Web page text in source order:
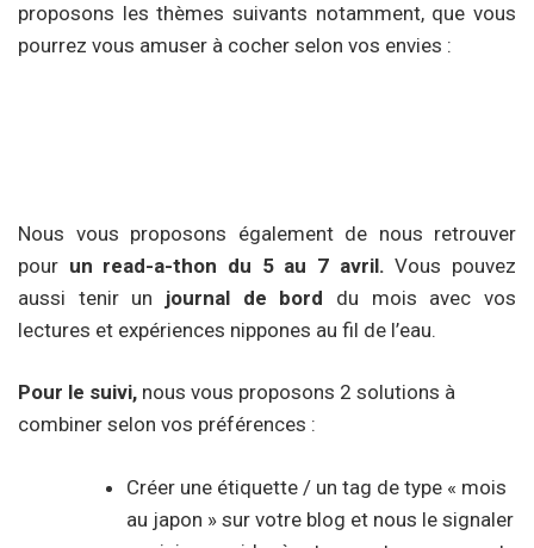
proposons les thèmes suivants notamment, que vous
pourrez vous amuser à cocher selon vos envies :
Nous vous proposons également de nous retrouver
pour un read-a-thon du 5 au 7 avril.Vous pouvez
aussi tenir un journal de bord du mois avec vos
lectures et expériences nippones au fil de l’eau.
Pour le suivi, nous vous proposons 2 solutions à
combiner selon vos préférences :
Créer une étiquette / un tag de type « mois
au japon » sur votre blog et nous le signaler